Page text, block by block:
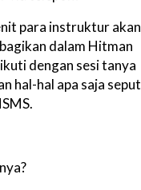
para instruktur akan
dalam Hitman
dengan sesi tanya
hal-hal apa saja